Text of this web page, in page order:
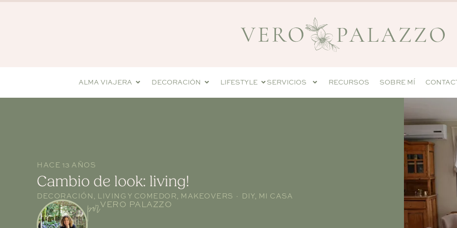
ALMA VIAJERA DECORACIÓN LIFESTYLE SERVICIOS RECURSOS SOBRE MÍ
HACE 13 AÑOS
Cambio de look: living!
DECORACIÓN LIVING Y COMEDOR MAKEOVERS · DIY, MI CASA
porVERO PALAZZO